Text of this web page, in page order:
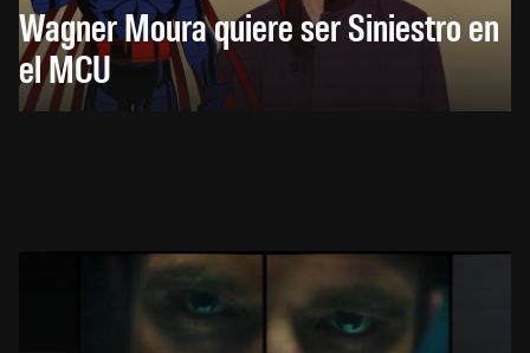
Wagner Moura quiere ser Siniestro en
el MCU